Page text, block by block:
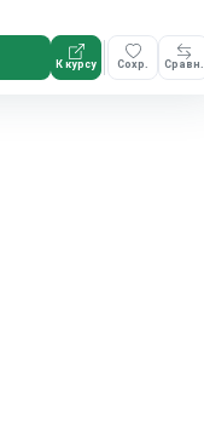
К курсу Сохр. Сравн.